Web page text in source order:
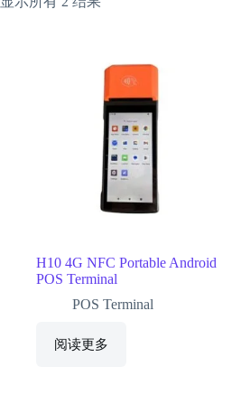
H10 4G NFC Portable Android
POS Terminal
POS Terminal
阅读更多